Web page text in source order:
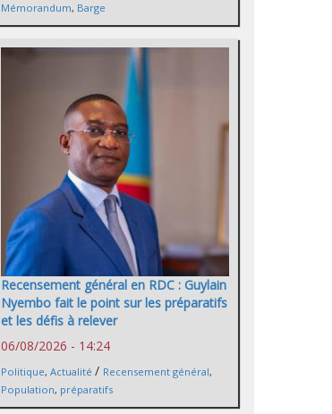
Mémorandum, Barge
Recensement général en RDC : Guylain
Nyembo fait le point sur les préparatifs
et les défis à relever
06/08/2026 - 14:24
Politique, Actualité / Recensement général,
Population, préparatifs